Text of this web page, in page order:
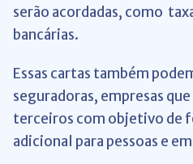
serão acordadas, como
bancárias.
Essas cartas também
seguradoras, empresas
terceiros com objetivo de
adicional para pessoas e